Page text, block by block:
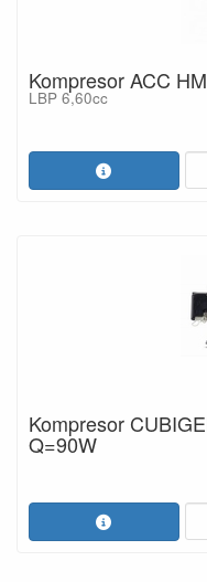
Kompresor ACC
LBP 6,60cc
Kompresor
Q=90W